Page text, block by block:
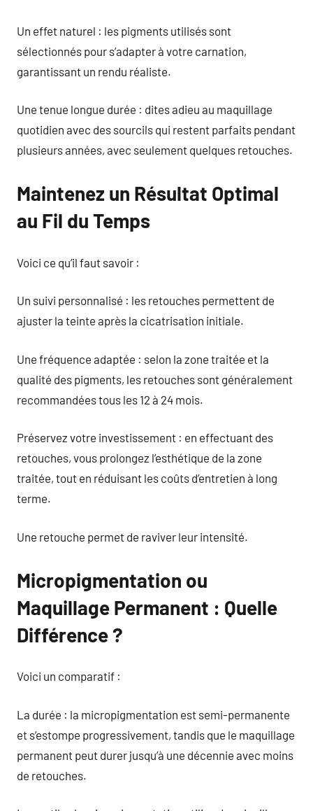
Un effet naturel : les pigments utilisés sont
sélectionnés pour s’adapter à votre carnation,
garantissant un rendu réaliste.
Une tenue longue durée : dites adieu au maquillage
quotidien avec des sourcils qui restent parfaits pendant
plusieurs années, avec seulement quelques retouches.
Maintenez un Résultat Optimal
au Fil du Temps
Voici ce qu’il faut savoir :
Un suivi personnalisé : les retouches permettent de
ajuster la teinte après la cicatrisation initiale.
Une fréquence adaptée : selon la zone traitée et la
qualité des pigments, les retouches sont généralement
recommandées tous les 12 à 24 mois.
Préservez votre investissement : en effectuant des
retouches, vous prolongez l’esthétique de la zone
traitée, tout en réduisant les coûts d’entretien à long
terme.
Une retouche permet de raviver leur intensité.
Micropigmentation ou
Maquillage Permanent : Quelle
Différence ?
Voici un comparatif :
La durée : la micropigmentation est semi-permanente
et s’estompe progressivement, tandis que le maquillage
permanent peut durer jusqu’à une décennie avec moins
de retouches.